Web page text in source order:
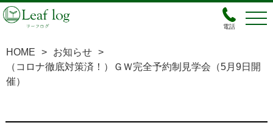
電話
HOME > お知らせ >
（コロナ徹底対策済！）ＧＷ完全予約制見学会（5月9日開
催）